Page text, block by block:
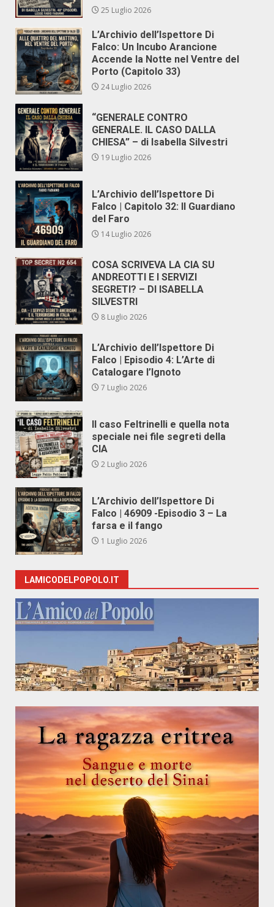
25 Luglio 2026
L’Archivio dell’Ispettore Di
Falco: Un Incubo Arancione
Accende la Notte nel Ventre del
Porto (Capitolo 33)
24 Luglio 2026
“GENERALE CONTRO
GENERALE. IL CASO DALLA
CHIESA” – di Isabella Silvestri
19 Luglio 2026
L’Archivio dell’Ispettore Di
Falco | Capitolo 32: Il Guardiano
del Faro
14 Luglio 2026
COSA SCRIVEVA LA CIA SU
ANDREOTTI E I SERVIZI
SEGRETI? – DI ISABELLA
SILVESTRI
8 Luglio 2026
L’Archivio dell’Ispettore Di
Falco | Episodio 4: L’Arte di
Catalogare l’Ignoto
7 Luglio 2026
Il caso Feltrinelli e quella nota
speciale nei file segreti della
CIA
2 Luglio 2026
L’Archivio dell’Ispettore Di
Falco | 46909 -Episodio 3 – La
farsa e il fango
1 Luglio 2026
LAMICODELPOPOLO.IT